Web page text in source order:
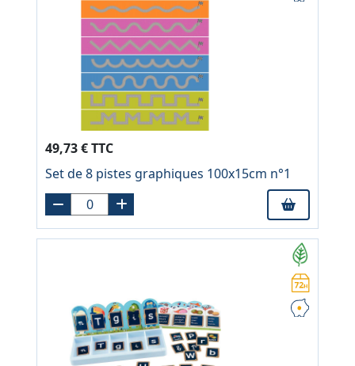
49,73 € TTC
Set de 8 pistes graphiques 100x15cm n°1